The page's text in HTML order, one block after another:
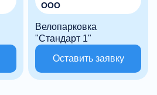
ООО
Велопарковка
"Стандарт 1"
Оставить заявку